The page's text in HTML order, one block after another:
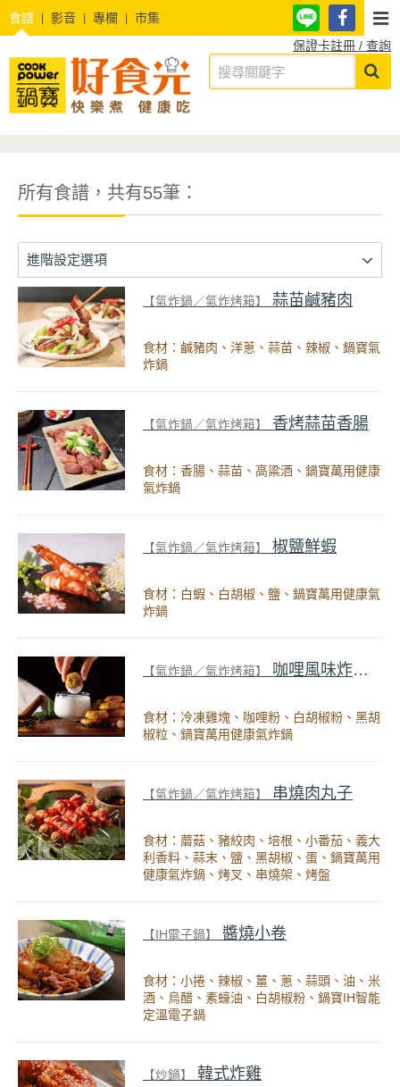
食譜 影音 專欄
市集
保證卡註冊 / 查詢
所有食譜，共有55筆：
進階設定選項
【氣炸鍋／氣炸烤箱】 蒜苗鹹豬肉
食材：鹹豬肉、洋蔥、蒜苗、辣椒、鍋寶氣
炸鍋
【氣炸鍋／氣炸烤箱】 香烤蒜苗香腸
食材：香腸、蒜苗、高粱酒、鍋寶萬用健康
氣炸鍋
【氣炸鍋／氣炸烤箱】 椒鹽鮮蝦
食材：白蝦、白胡椒、鹽、鍋寶萬用健康氣
炸鍋
【氣炸鍋／氣炸烤箱】 咖哩風味炸雞塊
食材：冷凍雞塊、咖哩粉、白胡椒粉、黑胡
椒粒、鍋寶萬用健康氣炸鍋
【氣炸鍋／氣炸烤箱】 串燒肉丸子
食材：蘑菇、豬絞肉、培根、小番茄、義大
利香料、蒜末、鹽、黑胡椒、蛋、鍋寶萬用
健康氣炸鍋、烤叉、串燒架、烤盤
【IH電子鍋】 醬燒小卷
食材：小捲、辣椒、薑、蔥、蒜頭、油、米
酒、烏醋、素蠔油、白胡椒粉、鍋寶IH智能
定溫電子鍋
【炒鍋】 韓式炸雞